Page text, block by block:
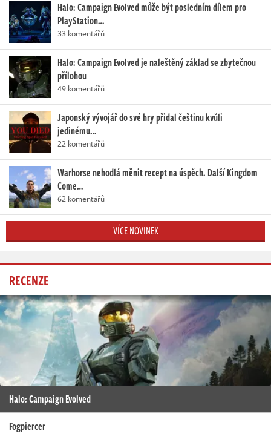
Halo: Campaign Evolved může být posledním dílem pro
PlayStation…
33 komentářů
Halo: Campaign Evolved je naleštěný základ se zbytečnou
přílohou
49 komentářů
Japonský vývojář do své hry přidal češtinu kvůli
jedinému…
22 komentářů
Warhorse nehodlá měnit recept na úspěch. Další Kingdom
Come…
62 komentářů
VÍCE NOVINEK
RECENZE
Halo: Campaign Evolved
Fogpiercer